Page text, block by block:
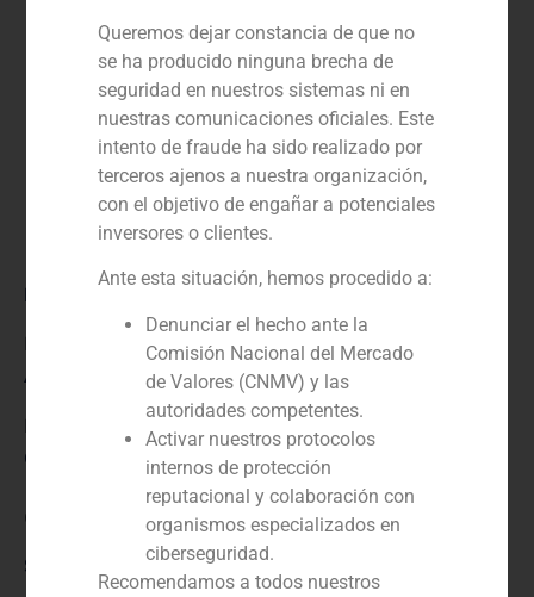
Rol:
Financial advisor
Año:
Cliente:
Computer Technology Associates
Servicio / Sector
Queremos dejar constancia de que no
se ha producido ninguna brecha de
seguridad en nuestros sistemas ni en
nuestras comunicaciones oficiales. Este
intento de fraude ha sido realizado por
terceros ajenos a nuestra organización,
con el objetivo de engañar a potenciales
inversores o clientes.
Ante esta situación, hemos procedido a:
Denunciar el hecho ante la
Comisión Nacional del Mercado
de Valores (CNMV) y las
autoridades competentes.
Activar nuestros protocolos
internos de protección
reputacional y colaboración con
organismos especializados en
ciberseguridad.
Recomendamos a todos nuestros